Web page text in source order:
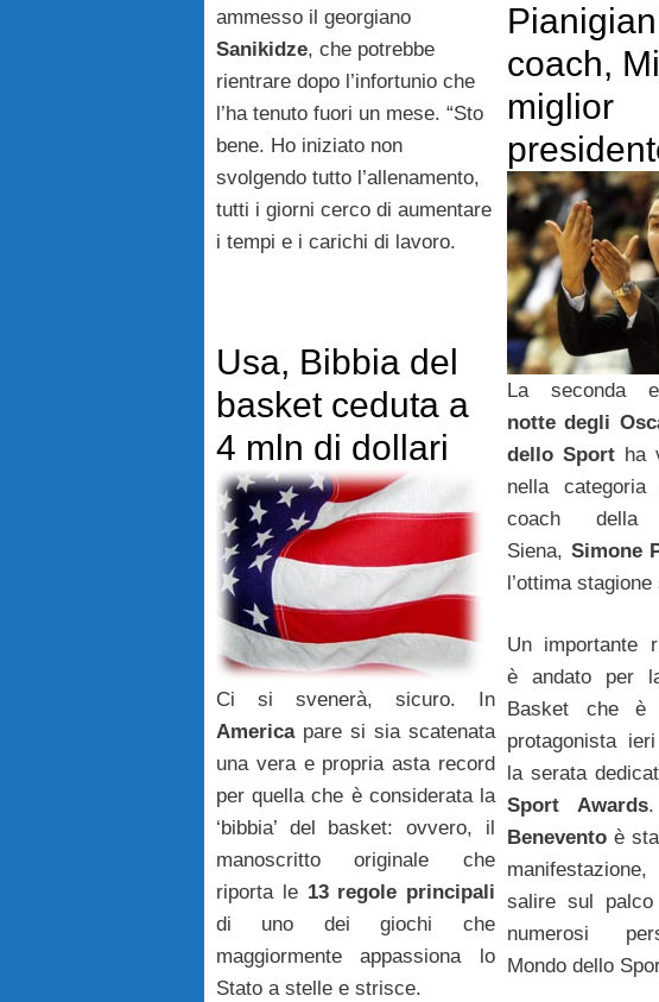
ammesso il georgiano
Sanikidze, che potrebbe
rientrare dopo l’infortunio che
l’ha tenuto fuori un mese. “Sto
bene. Ho iniziato non
svolgendo tutto l’allenamento,
tutti i giorni cerco di aumentare
i tempi e i carichi di lavoro.
coach,
miglior
La seconda
notte degli
dello Sportha
nella
coach della
Siena, Simone
l’ottima
Un importante
è andato per
Basket che è
protagonista
la serata
Sport Awards
Beneventoè
salire sul
numerosi
Mondo dello
Usa, Bibbia del
basket ceduta a
4 mln di dollari
Ci si svenerà, sicuro. In
America pare si sia scatenata
una vera e propria asta record
per quella che è considerata la
‘bibbia’ del basket: ovvero, il
manoscritto originale che
riporta le 13 regole principali
di uno dei giochi che
maggiormente appassiona lo
Stato a stelle e strisce.